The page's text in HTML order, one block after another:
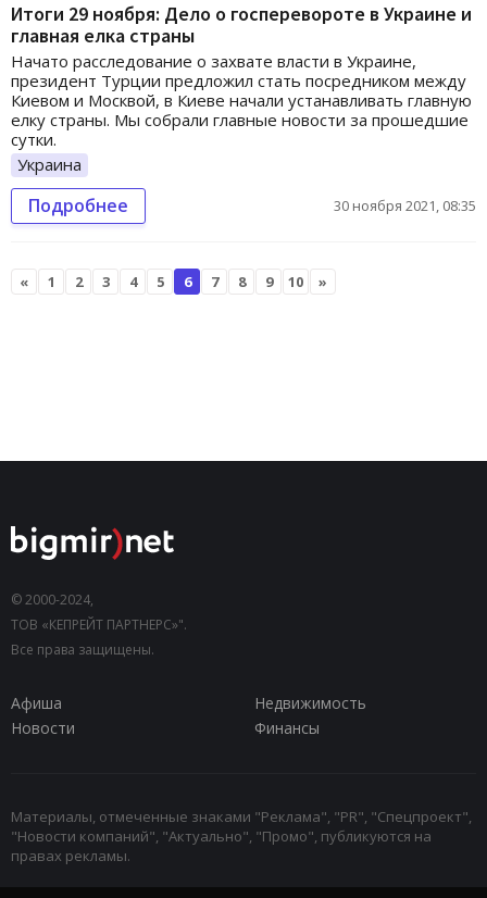
Итоги 29 ноября: Дело о госперевороте в Украине и
главная елка страны
Начато расследование о захвате власти в Украине,
президент Турции предложил стать посредником между
Киевом и Москвой, в Киеве начали устанавливать главную
елку страны. Мы собрали главные новости за прошедшие
сутки.
Украина
Подробнее 30 ноября 2021, 08:35
« 1 2 3 4 5 6 7 8 9 10 »
© 2000-2024,
ТОВ «КЕПРЕЙТ ПАРТНЕРС»".
Все права защищены.
Афиша
Недвижимость
Новости
Финансы
Материалы, отмеченные знаками "Реклама", "PR", "Спецпроект",
"Новости компаний", "Актуально", "Промо", публикуются на
правах рекламы.